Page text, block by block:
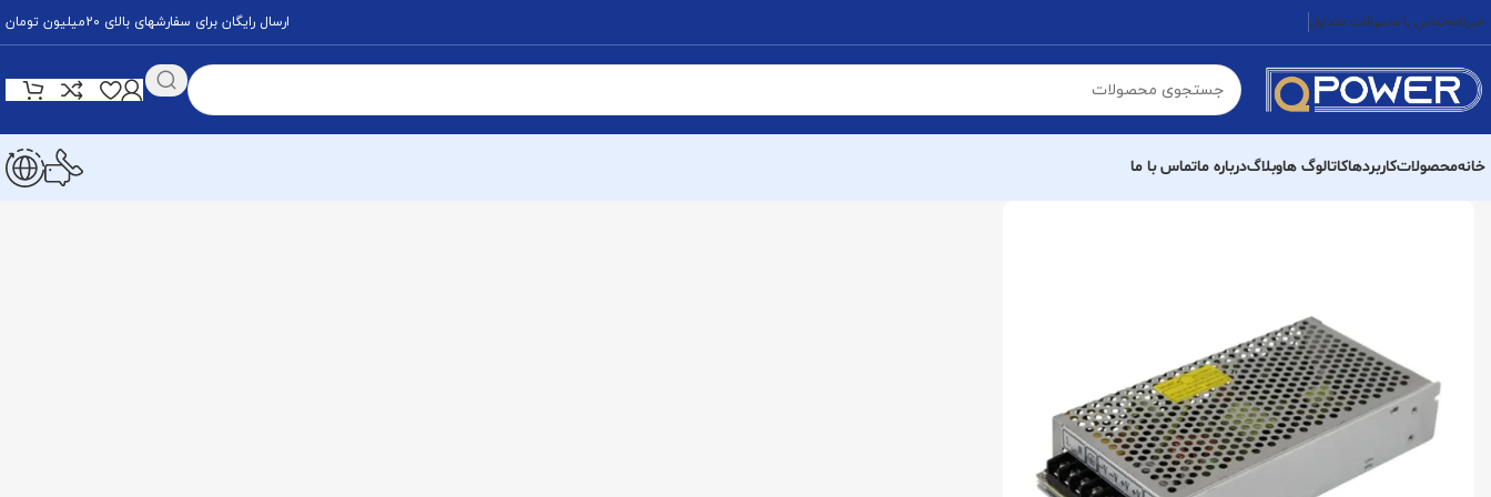
خبرنامهتماس با ماسوالات متداول ارسال رایگان برای سفارشهای بالای 20میلیون تومان
خانهمحصولاتکاربردهاکاتالوگ هاوبلاگدرباره ماتماس با ما